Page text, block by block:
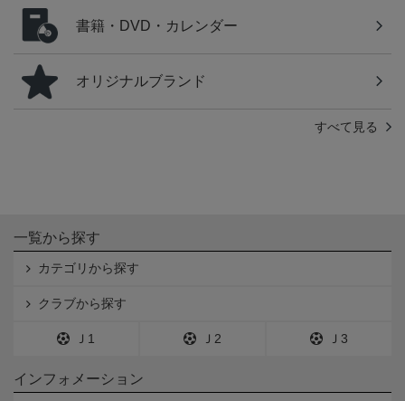
書籍・DVD・カレンダー
オリジナルブランド
すべて見る
一覧から探す
カテゴリから探す
クラブから探す
Ｊ1 Ｊ2 Ｊ3
インフォメーション